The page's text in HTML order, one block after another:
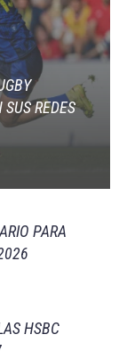
REDES
PARA
HSBC